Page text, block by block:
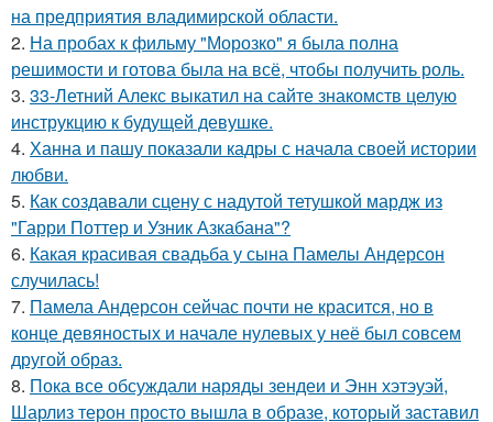
на предприятия владимирской области.
2. На пробах к фильму "Морозко" я была полна
решимости и готова была на всё, чтобы получить роль.
3. 33-Летний Алекс выкатил на сайте знакомств целую
инструкцию к будущей девушке.
4. Ханна и пашу показали кадры с начала своей истории
любви.
5. Как создавали сцену с надутой тетушкой мардж из
"Гарри Поттер и Узник Азкабана"?
6. Какая красивая свадьба у сына Памелы Андерсон
случилась!
7. Памела Андерсон сейчас почти не красится, но в
конце девяностых и начале нулевых у неё был совсем
другой образ.
8. Пока все обсуждали наряды зендеи и Энн хэтэуэй,
Шарлиз терон просто вышла в образе, который заставил